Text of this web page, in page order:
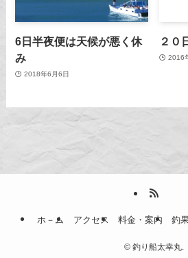
6日半夜便は天候が悪く休
み
2018年6月6日
２０
2016
ホ－ム アクセス 料金・案内 釣
©釣り船太幸丸.